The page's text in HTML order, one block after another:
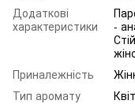
Додаткові
характеристики
-
Приналежність
Тип аромату